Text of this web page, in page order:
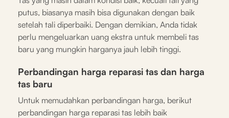
putus, biasanya masih bisa digunakan dengan baik
setelah tali diperbaiki. Dengan demikian, Anda tidak
perlu mengeluarkan uang ekstra untuk membeli tas
baru yang mungkin harganya jauh lebih tinggi.
Perbandingan harga reparasi tas dan harga
tas baru
Untuk memudahkan perbandingan harga, berikut
perbandingan harga reparasi tas lebih baik